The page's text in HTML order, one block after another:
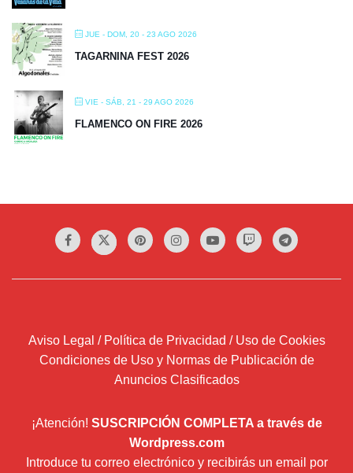
JUE - DOM, 20 - 23 AGO 2026
TAGARNINA FEST 2026
VIE - SÁB, 21 - 29 AGO 2026
FLAMENCO ON FIRE 2026
Aviso Legal / Política de Privacidad / Uso de Cookies
Condiciones de Uso y Normas de Publicación de
Anuncios Clasificados
¡Atención! SUSCRIPCIÓN COMPLETA a través de
Wordpress.com
Introduce tu correo electrónico y recibirás un email por